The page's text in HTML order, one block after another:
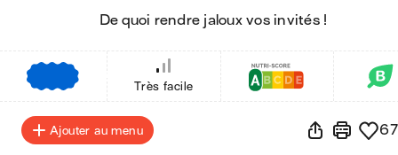
De quoi rendre jaloux vos invités !
Très facile
Ajouter au menu